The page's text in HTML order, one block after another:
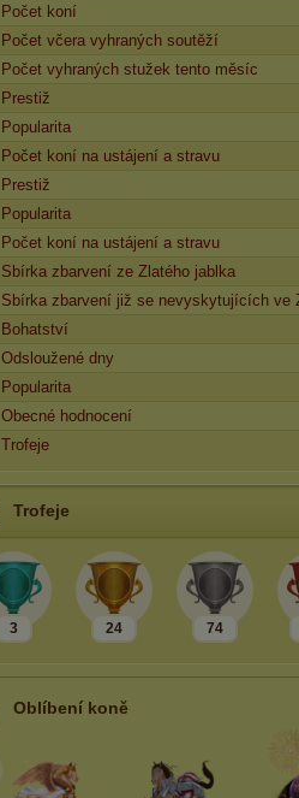
Počet koní
Počet včera vyhraných soutěží
Počet vyhraných stužek tento měsíc
Prestiž
Popularita
Počet koní na ustájení a stravu
Prestiž
Popularita
Počet koní na ustájení a stravu
Sbírka zbarvení ze Zlatého jablka
Sbírka zbarvení již se nevyskytujících ve
Bohatství
Odsloužené dny
Popularita
Obecné hodnocení
Trofeje
Trofeje
3 24 74
Oblíbení koně